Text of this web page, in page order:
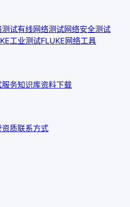
测试有线网络测试网络安全测试
工业测试FLUKE网络工具
服务知识库资料下载
资质联系方式